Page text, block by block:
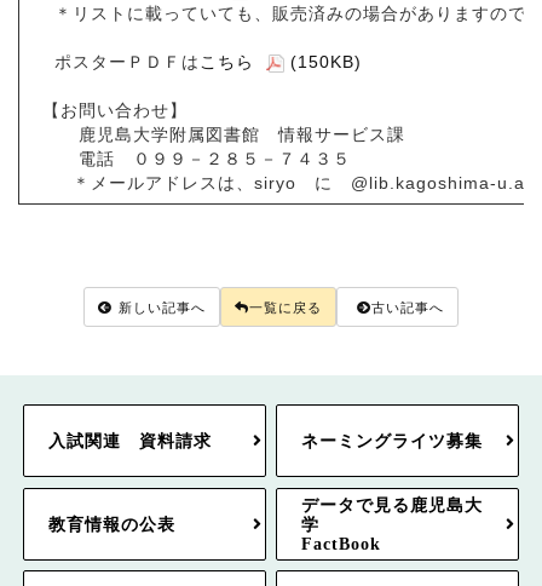
＊リストに載っていても、販売済みの場合がありますので
ポスターＰＤＦは こちら (150KB)
【お問い合わせ】
鹿児島大学附属図書館 情報サービス課
電話 ０９９－２８５－７４３５
＊メールアドレスは、siryo に @lib.kagoshima-
新しい記事へ 一覧に戻る 古い記事へ
入試関連 資料請求 ネーミングライツ募集
教育情報の公表
データで見る鹿児島大
学
FactBook